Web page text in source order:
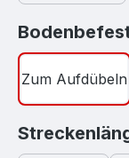
Zum Aufdübeln